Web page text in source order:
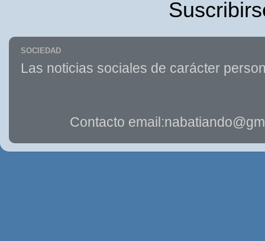
SOCIEDAD
Las noticias sociales de carácter
Contacto